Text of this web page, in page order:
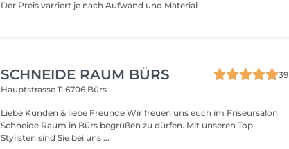
Der Preis varriert je nach Aufwand und Material
SCHNEIDE RAUM BÜRS
39
Hauptstrasse 116706 Bürs
Liebe Kunden & liebe Freunde Wir freuen uns euch im Friseursalon
Schneide Raum in Bürs begrüßen zu dürfen. Mit unseren Top
Stylisten sind Sie bei uns ...